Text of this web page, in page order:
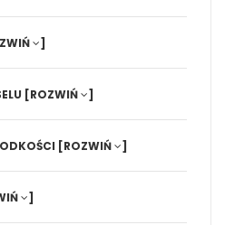
]
[ROZWIŃ ]
[ROZWIŃ ]
]